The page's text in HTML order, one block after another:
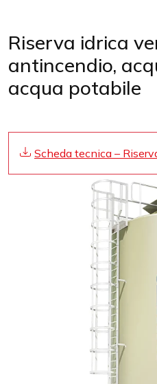
Riserva idrica
antincendio,
acqua potabile
Scheda tecnica –